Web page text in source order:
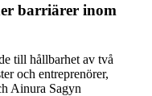
barriärer inom
till hållbarhet av två
och entreprenörer,
Ainura Sagyn